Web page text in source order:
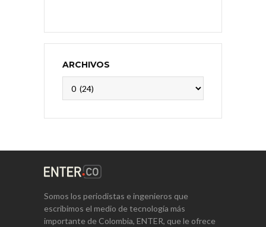
ARCHIVOS
Somos los periodistas e ingenieros que
escribimos el medio de tecnología más
importante de Colombia, ENTER, que le ofrece